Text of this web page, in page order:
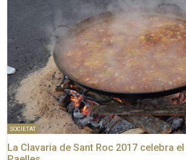
SOCIETAT
La Clavaria de Sant Roc 2017 celebra